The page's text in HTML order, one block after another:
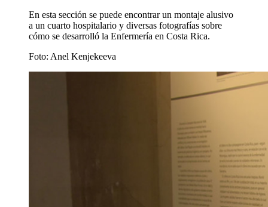
En esta sección se puede encontrar un montaje alusivo
a un cuarto hospitalario y diversas fotografías sobre
cómo se desarrolló la Enfermería en Costa Rica.
Foto: Anel Kenjekeeva